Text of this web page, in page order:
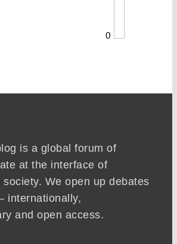
0
is a global forum of
at the interface of
We open up debates
internationally,
and open access.